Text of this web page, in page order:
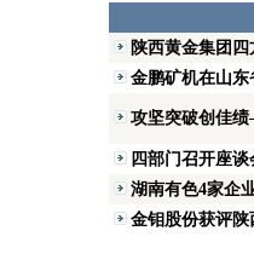
陕西黄金集团
金鹏矿机在山
攻坚突破创佳
四部门召开座
湖南有色4家企
金钼股份获评